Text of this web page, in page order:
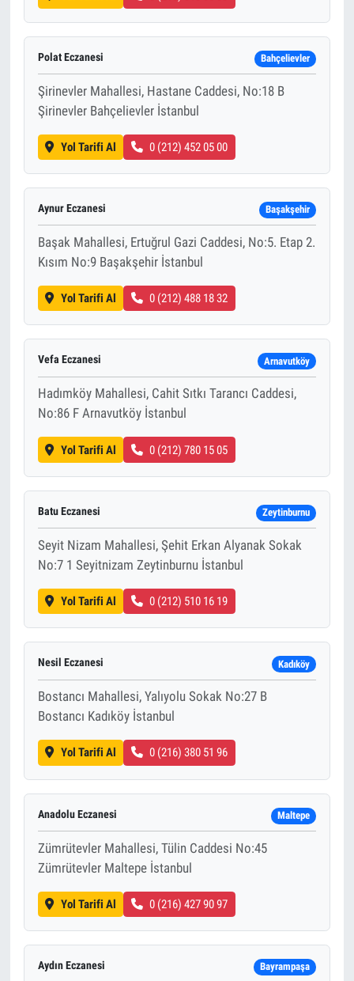
Polat Eczanesi Bahçelievler
Şirinevler Mahallesi, Hastane Caddesi, No:18 B
Şirinevler Bahçelievler İstanbul
Yol Tarifi Al 0 (212) 452 05 00
Aynur Eczanesi Başakşehir
Başak Mahallesi, Ertuğrul Gazi Caddesi, No:5. Etap 2.
Kısım No:9 Başakşehir İstanbul
Yol Tarifi Al 0 (212) 488 18 32
Vefa Eczanesi Arnavutköy
Hadımköy Mahallesi, Cahit Sıtkı Tarancı Caddesi,
No:86 F Arnavutköy İstanbul
Yol Tarifi Al 0 (212) 780 15 05
Batu Eczanesi Zeytinburnu
Seyit Nizam Mahallesi, Şehit Erkan Alyanak Sokak
No:7 1 Seyitnizam Zeytinburnu İstanbul
Yol Tarifi Al 0 (212) 510 16 19
Nesil Eczanesi Kadıköy
Bostancı Mahallesi, Yalıyolu Sokak No:27 B
Bostancı Kadıköy İstanbul
Yol Tarifi Al 0 (216) 380 51 96
Anadolu Eczanesi Maltepe
Zümrütevler Mahallesi, Tülin Caddesi No:45
Zümrütevler Maltepe İstanbul
Yol Tarifi Al 0 (216) 427 90 97
Aydın Eczanesi Bayrampaşa